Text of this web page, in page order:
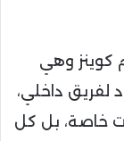
وهي
لفريق داخلي،
خاصة، بل كل